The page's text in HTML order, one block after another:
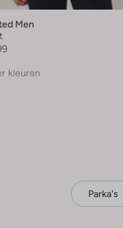
Men
kleuren
Parka's